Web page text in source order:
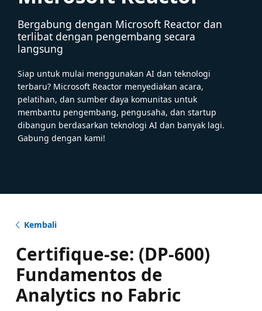
Bergabung dengan Microsoft Reactor dan
terlibat dengan pengembang secara
langsung
Siap untuk mulai menggunakan AI dan teknologi
terbaru? Microsoft Reactor menyediakan acara,
pelatihan, dan sumber daya komunitas untuk
membantu pengembang, pengusaha, dan startup
dibangun berdasarkan teknologi AI dan banyak lagi.
Gabung dengan kami!
Kembali
Certifique-se: (DP-600)
Fundamentos de
Analytics no Fabric